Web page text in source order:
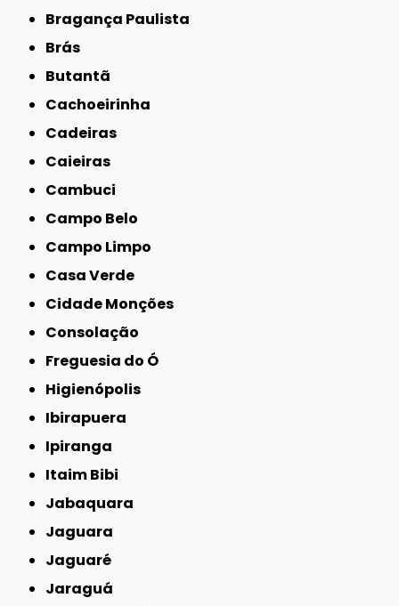
Bragança Paulista
Brás
Butantã
Cachoeirinha
Cadeiras
Caieiras
Cambuci
Campo Belo
Campo Limpo
Casa Verde
Cidade Monções
Consolação
Freguesia do Ó
Higienópolis
Ibirapuera
Ipiranga
Itaim Bibi
Jabaquara
Jaguara
Jaguaré
Jaraguá